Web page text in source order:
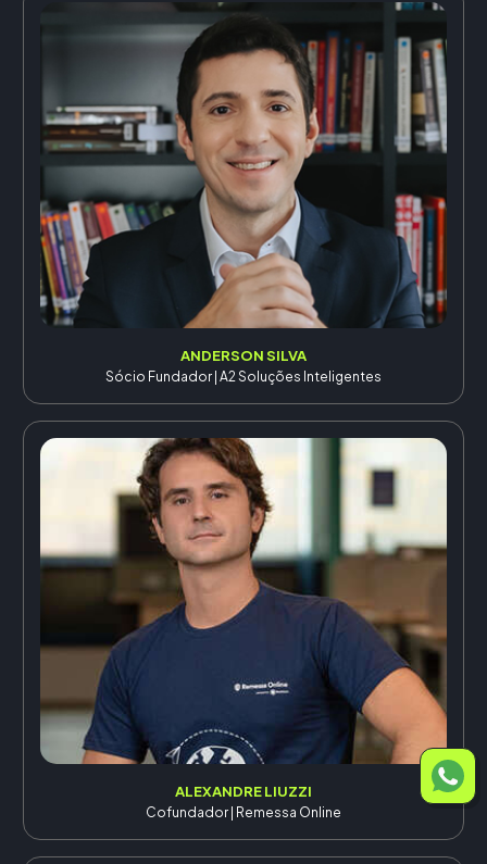
ANDERSON SILVA
Sócio Fundador | A2 Soluções Inteligentes
ALEXANDRE LIUZZI
Cofundador | Remessa Online